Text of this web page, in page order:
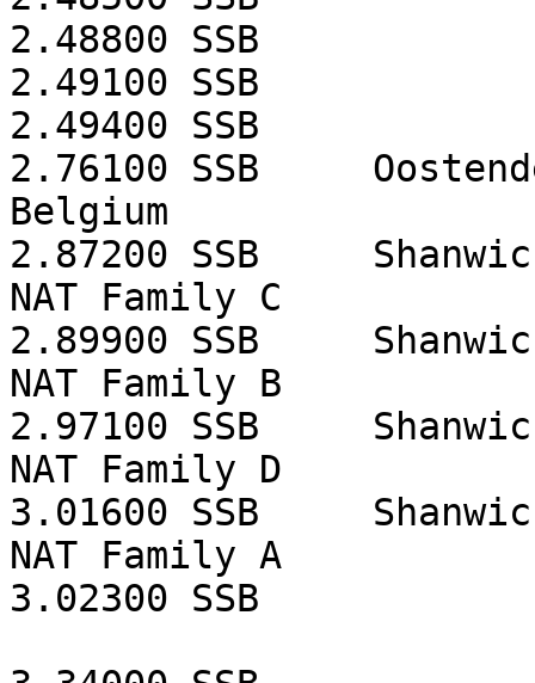
2.48800
SSB
2.49100
SSB
2.49400
SSB
2.76100
SSB
Belgium
2.87200
SSB
NAT Family C
2.89900
SSB
NAT Family B
2.97100
SSB
NAT Family D
3.01600
SSB
NAT Family A
3.02300
SSB